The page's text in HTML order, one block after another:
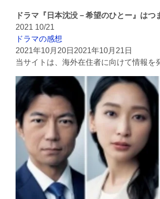
ドラマ『日本沈没－希望のひとー』は
2021 10/21
ドラマの感想
2021年10月20日 2021年10月21日
当サイトは、海外在住者に向けて情報を